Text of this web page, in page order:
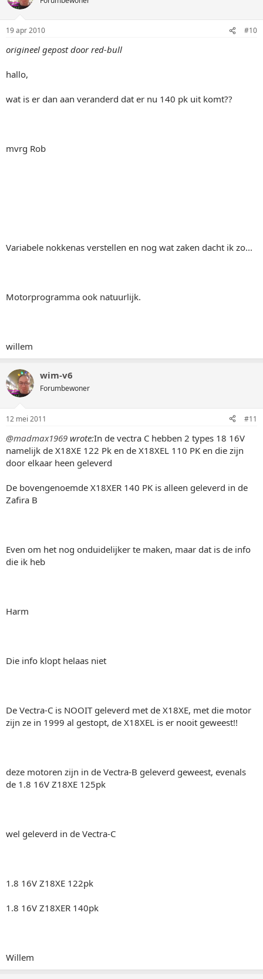
19 apr 2010 #10
origineel gepost door red-bull
hallo,
wat is er dan aan veranderd dat er nu 140 pk uit komt??
mvrg Rob
Variabele nokkenas verstellen en nog wat zaken dacht ik zo...
Motorprogramma ook natuurlijk.
willem
wim-v6
Forumbewoner
12 mei 2011 #11
@madmax1969 wrote:In de vectra C hebben 2 types 18 16V
namelijk de X18XE 122 Pk en de X18XEL 110 PK en die zijn
door elkaar heen geleverd
De bovengenoemde X18XER 140 PK is alleen geleverd in de
Zafira B
Even om het nog onduidelijker te maken, maar dat is de info
die ik heb
Harm
Die info klopt helaas niet
De Vectra-C is NOOIT geleverd met de X18XE, met die motor
zijn ze in 1999 al gestopt, de X18XEL is er nooit geweest!!
deze motoren zijn in de Vectra-B geleverd geweest, evenals
de 1.8 16V Z18XE 125pk
wel geleverd in de Vectra-C
1.8 16V Z18XE 122pk
1.8 16V Z18XER 140pk
Willem